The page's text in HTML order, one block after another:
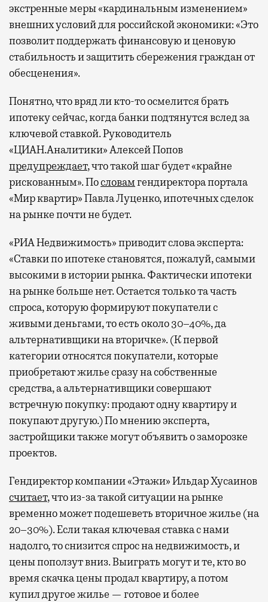
экстренные меры «кардинальным изменением»
внешних условий для российской экономики: «Это
позволит поддержать финансовую и ценовую
стабильность и защитить сбережения граждан от
обесценения».
Понятно, что вряд ли кто-то осмелится брать
ипотеку сейчас, когда банки подтянутся вслед за
ключевой ставкой. Руководитель
«ЦИАН.Аналитики» Алексей Попов
предупреждает, что такой шаг будет «крайне
рискованным». Пословамгендиректора портала
«Мир квартир» Павла Луценко, ипотечных сделок
на рынке почти не будет.
«РИА Недвижимость» приводит слова эксперта:
«Ставки по ипотеке становятся, пожалуй, самыми
высокими в истории рынка. Фактически ипотеки
на рынке больше нет. Остается только та часть
спроса, которую формируют покупатели с
живыми деньгами, то есть около 30–40%, да
альтернативщики на вторичке». (К первой
категории относятся покупатели, которые
приобретают жилье сразу на собственные
средства, а альтернативщики совершают
встречную покупку: продают одну квартиру и
покупают другую.) По мнению эксперта,
застройщики также могут объявить о заморозке
проектов.
Гендиректор компании «Этажи» Ильдар Хусаинов
считает, что из-за такой ситуации на рынке
временно может подешеветь вторичное жилье (на
20–30%). Если такая ключевая ставка с нами
надолго, то снизится спрос на недвижимость, и
цены поползут вниз. Выиграть могут и те, кто во
время скачка цены продал квартиру, а потом
купил другое жилье — готовое и более